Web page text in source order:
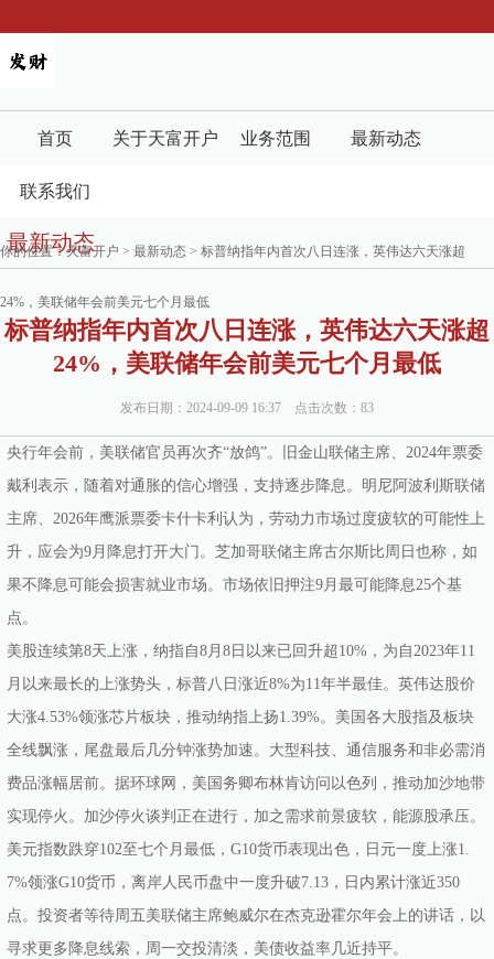
首页 关于天富开户 业务范围 最新动态
联系我们
最新动态
你的位置：天富开户 > 最新动态 > 标普纳指年内首次八日连涨，英伟达六天涨超
24%，美联储年会前美元七个月最低
标普纳指年内首次八日连涨，英伟达六天涨超
24%，美联储年会前美元七个月最低
发布日期：2024-09-09 16:37 点击次数：83
央行年会前，美联储官员再次齐“放鸽”。旧金山联储主席、2024年票委
戴利表示，随着对通胀的信心增强，支持逐步降息。明尼阿波利斯联储
主席、2026年鹰派票委卡什卡利认为，劳动力市场过度疲软的可能性上
升，应会为9月降息打开大门。芝加哥联储主席古尔斯比周日也称，如
果不降息可能会损害就业市场。市场依旧押注9月最可能降息25个基
点。
美股连续第8天上涨，纳指自8月8日以来已回升超10%，为自2023年11
月以来最长的上涨势头，标普八日涨近8%为11年半最佳。英伟达股价
大涨4.53%领涨芯片板块，推动纳指上扬1.39%。美国各大股指及板块
全线飘涨，尾盘最后几分钟涨势加速。大型科技、通信服务和非必需消
费品涨幅居前。据环球网，美国务卿布林肯访问以色列，推动加沙地带
实现停火。加沙停火谈判正在进行，加之需求前景疲软，能源股承压。
美元指数跌穿102至七个月最低，G10货币表现出色，日元一度上涨1.
7%领涨G10货币，离岸人民币盘中一度升破7.13，日内累计涨近350
点。投资者等待周五美联储主席鲍威尔在杰克逊霍尔年会上的讲话，以
寻求更多降息线索，周一交投清淡，美债收益率几近持平。